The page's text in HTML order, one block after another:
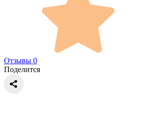
Отзывы 0
Поделится